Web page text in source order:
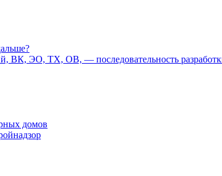
ЭО, ТХ, ОВ, — последовательность разработки
домов